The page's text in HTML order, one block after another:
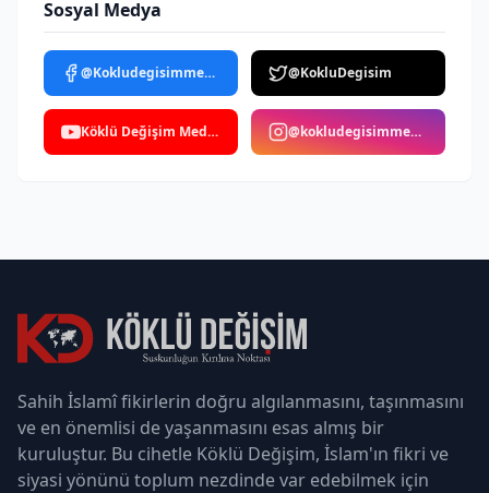
Sosyal Medya
@Kokludegisimmedya @KokluDegisim
Köklü Değişim Medya @kokludegisimmedya
Sahih İslamî fikirlerin doğru algılanmasını, taşınmasını
ve en önemlisi de yaşanmasını esas almış bir
kuruluştur. Bu cihetle Köklü Değişim, İslam'ın fikri ve
siyasi yönünü toplum nezdinde var edebilmek için